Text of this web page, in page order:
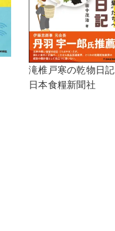
滝椎戸寒の乾物日記
日本食糧新聞社